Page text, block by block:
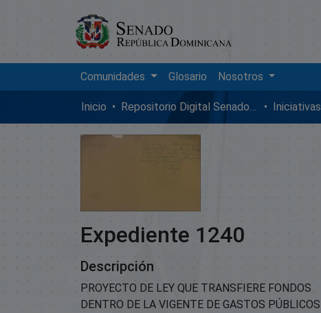
Comunidades Glosario Nosotros
Inicio Repositorio Digital SenadoRD
Expediente 1240
Descripción
PROYECTO DE LEY QUE TRANSFIERE FONDOS
DENTRO DE LA VIGENTE DE GASTOS PÚBLICOS